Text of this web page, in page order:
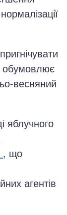
обумовлює
весняний
яблучного
, що
агентів